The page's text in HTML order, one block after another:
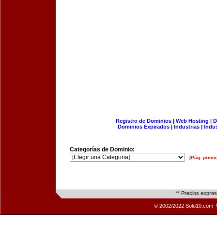
Registro de Dominios| Web Hosting |
Dominios Expirados | Industrias |
Categorías de Dominio:
[Pág.
** Precios
© 2002/2022 Solo10.com